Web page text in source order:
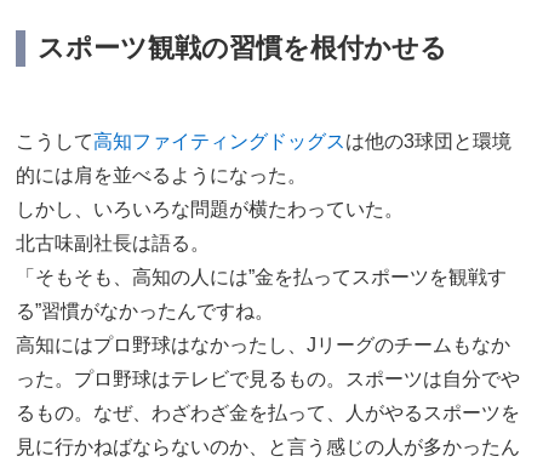
スポーツ観戦の習慣を根付かせる
こうして高知ファイティングドッグスは他の3球団と環境
的には肩を並べるようになった。
しかし、いろいろな問題が横たわっていた。
北古味副社長は語る。
「そもそも、高知の人には”金を払ってスポーツを観戦す
る”習慣がなかったんですね。
高知にはプロ野球はなかったし、Jリーグのチームもなか
った。プロ野球はテレビで見るもの。スポーツは自分でや
るもの。なぜ、わざわざ金を払って、人がやるスポーツを
見に行かねばならないのか、と言う感じの人が多かったん